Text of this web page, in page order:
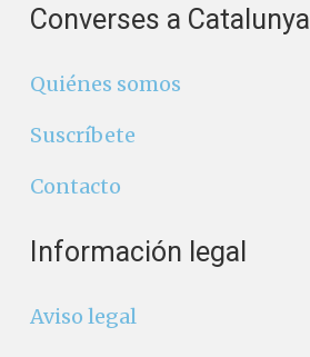
Converses a Catalunya
Quiénes somos
Suscríbete
Contacto
Información legal
Aviso legal